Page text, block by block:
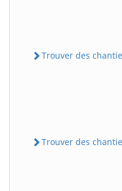
Trouver des
Trouver des